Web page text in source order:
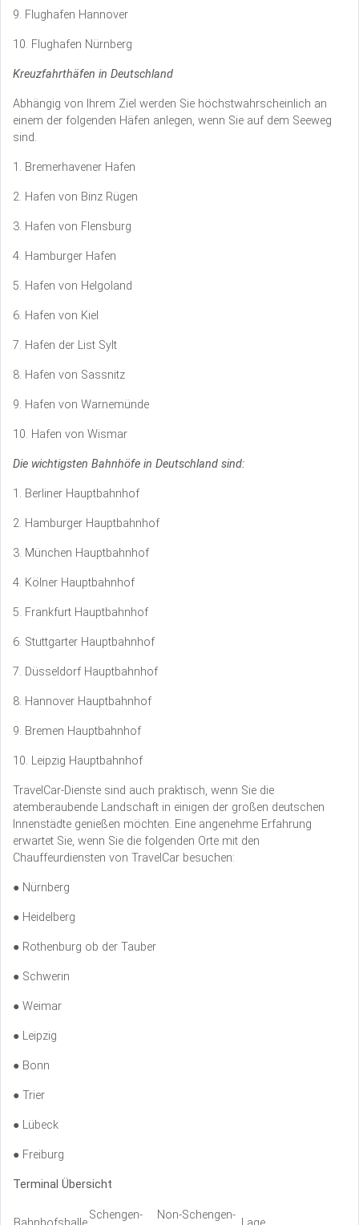
9. Flughafen Hannover
10. Flughafen Nürnberg
Kreuzfahrthäfen in Deutschland
Abhängig von Ihrem Ziel werden Sie höchstwahrscheinlich an
einem der folgenden Häfen anlegen, wenn Sie auf dem Seeweg
sind.
1. Bremerhavener Hafen
2. Hafen von Binz Rügen
3. Hafen von Flensburg
4. Hamburger Hafen
5. Hafen von Helgoland
6. Hafen von Kiel
7. Hafen der List Sylt
8. Hafen von Sassnitz
9. Hafen von Warnemünde
10. Hafen von Wismar
Die wichtigsten Bahnhöfe in Deutschland sind:
1. Berliner Hauptbahnhof
2. Hamburger Hauptbahnhof
3. München Hauptbahnhof
4. Kölner Hauptbahnhof
5. Frankfurt Hauptbahnhof
6. Stuttgarter Hauptbahnhof
7. Düsseldorf Hauptbahnhof
8. Hannover Hauptbahnhof
9. Bremen Hauptbahnhof
10. Leipzig Hauptbahnhof
TravelCar-Dienste sind auch praktisch, wenn Sie die
atemberaubende Landschaft in einigen der großen deutschen
Innenstädte genießen möchten. Eine angenehme Erfahrung
erwartet Sie, wenn Sie die folgenden Orte mit den
Chauffeurdiensten von TravelCar besuchen:
● Nürnberg
● Heidelberg
● Rothenburg ob der Tauber
● Schwerin
● Weimar
● Leipzig
● Bonn
● Trier
● Lübeck
● Freiburg
Terminal Übersicht
Schengen-
Non-Schengen-